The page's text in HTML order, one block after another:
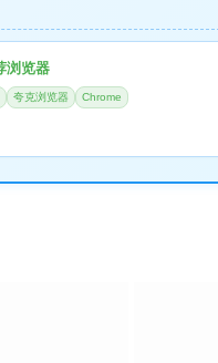
浏览器
夸克浏览器 Chrome